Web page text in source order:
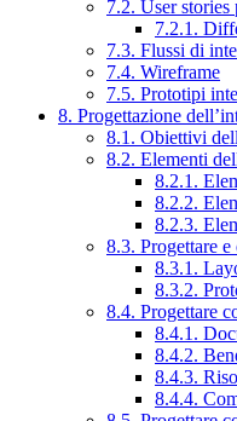
7.2. User stories
7.2.1.
7.3. Flussi di
7.4. Wireframe
7.5. Prototipi
8. Progettazione
8.1. Obiettivi
8.2. Elementi
8.2.1.
8.2.2.
8.2.3.
8.3. Progettare
8.3.1.
8.3.2.
8.4. Progettare
8.4.1.
8.4.2.
8.4.3.
8.4.4.